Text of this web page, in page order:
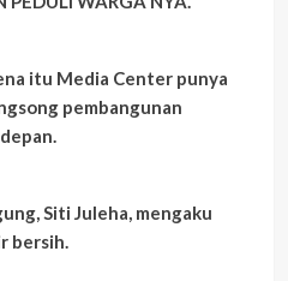
itu Media Center punya
pembangunan
Siti Juleha, mengaku
bersih.